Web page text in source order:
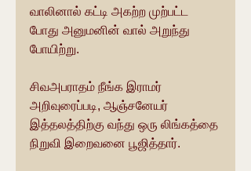
வாலினால் கட்டி அகற்ற முற்பட்ட
போது அனுமனின் வால் அறுந்து
போயிற்று.
சிவஅபராதம் நீங்க இராமர்
அறிவுரைப்படி, ஆஞ்சனேயர்
இத்தலத்திற்கு வந்து ஒரு லிங்கத்தை
நிறுவி இறைவனை பூஜித்தார்.